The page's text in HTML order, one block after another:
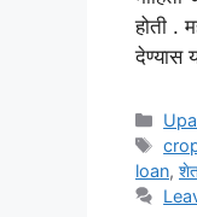
होती .
देण्यास
loan,